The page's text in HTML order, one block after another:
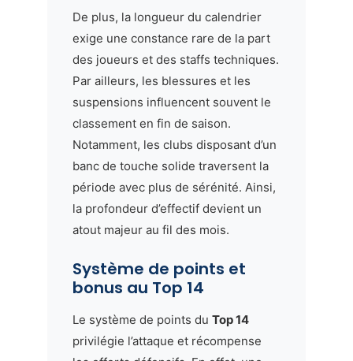
De plus, la longueur du calendrier
exige une constance rare de la part
des joueurs et des staffs techniques.
Par ailleurs, les blessures et les
suspensions influencent souvent le
classement en fin de saison.
Notamment, les clubs disposant d’un
banc de touche solide traversent la
période avec plus de sérénité. Ainsi,
la profondeur d’effectif devient un
atout majeur au fil des mois.
Système de points et
bonus au Top 14
Le système de points du Top 14
privilégie l’attaque et récompense